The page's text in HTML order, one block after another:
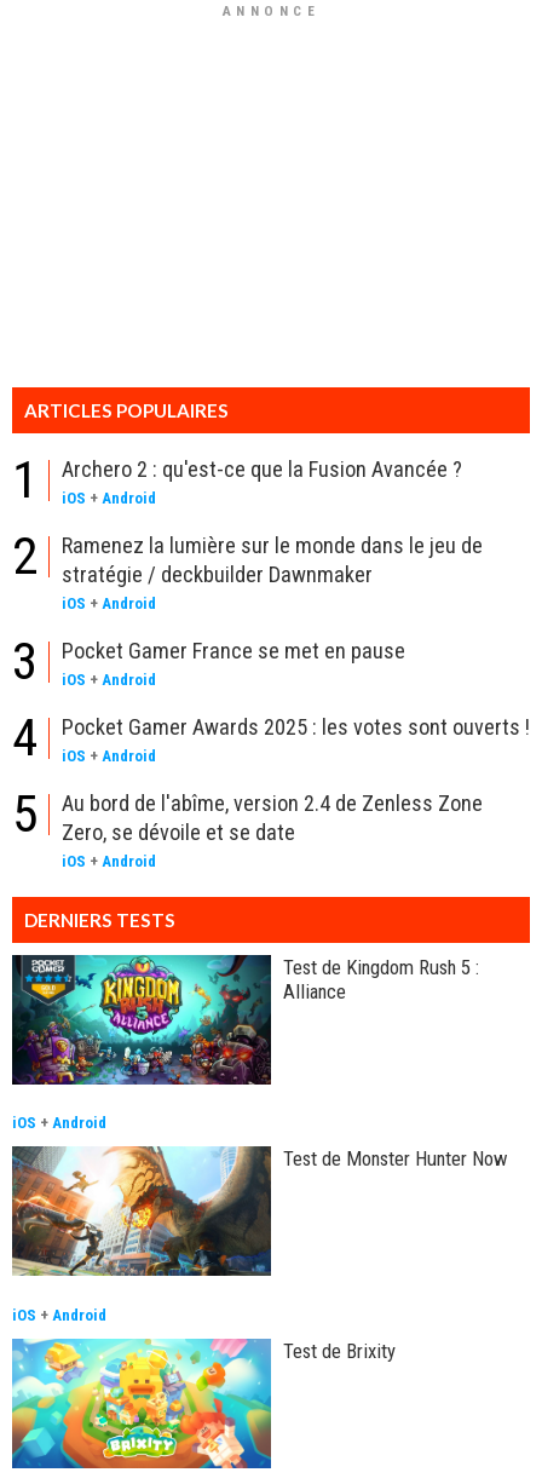
ANNONCE
ARTICLES POPULAIRES
1 Archero 2 : qu'est-ce que la Fusion Avancée ?
iOS + Android
2
Ramenez la lumière sur le monde dans le jeu de
stratégie / deckbuilder Dawnmaker
iOS + Android
3 Pocket Gamer France se met en pause
iOS + Android
4 Pocket Gamer Awards 2025 : les votes sont ouverts !
iOS + Android
5
Au bord de l'abîme, version 2.4 de Zenless Zone
Zero, se dévoile et se date
iOS + Android
DERNIERS TESTS
Test de Kingdom Rush 5 :
Alliance
iOS + Android
Test de Monster Hunter Now
iOS + Android
Test de Brixity